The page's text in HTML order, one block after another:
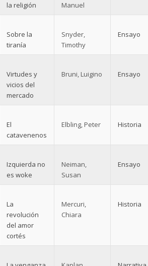
la religión
Manuel
Sobre la
tiranía
Snyder,
Timothy
Ensayo
Virtudes y
vicios del
mercado
Bruni, Luigino Ensayo
El
catavenenos
Elbling, Peter Historia
Izquierda no
es woke
Neiman,
Susan
Ensayo
La
revolución
del amor
cortés
Mercuri,
Chiara
Historia